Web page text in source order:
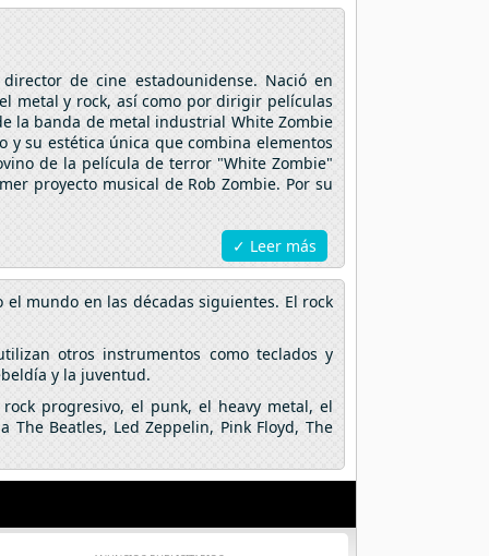
de cine estadounidense. Nació en
metal y rock, así como por dirigir películas
la banda de metal industrial White Zombie
y su estética única que combina elementos
de la película de terror "White Zombie"
proyecto musical de Rob Zombie. Por su
✓ Leer más
mundo en las décadas siguientes. El rock
otros instrumentos como teclados y
y la juventud.
progresivo, el punk, el heavy metal, el
Beatles, Led Zeppelin, Pink Floyd, The